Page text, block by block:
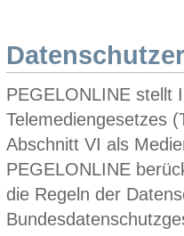
PEGELONLINE stellt
Telemediengesetzes
Abschnitt VI als
PEGELONLINE
die Regeln der